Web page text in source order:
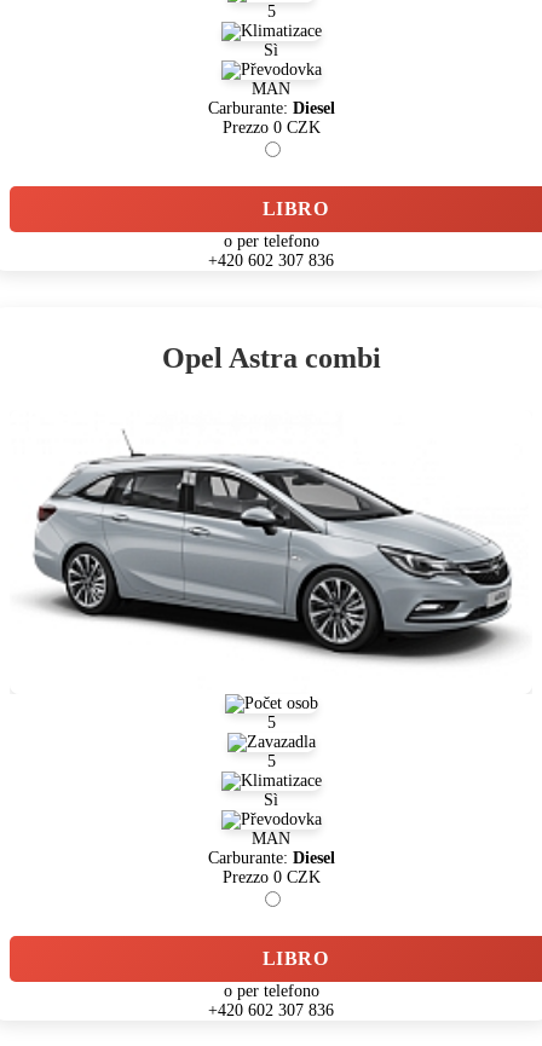
5
Sì
MAN
Carburante: Diesel
Prezzo 0CZK
LIBRO
o per telefono
+420 602 307 836
Opel Astra combi
5
5
Sì
MAN
Carburante: Diesel
Prezzo 0CZK
LIBRO
o per telefono
+420 602 307 836